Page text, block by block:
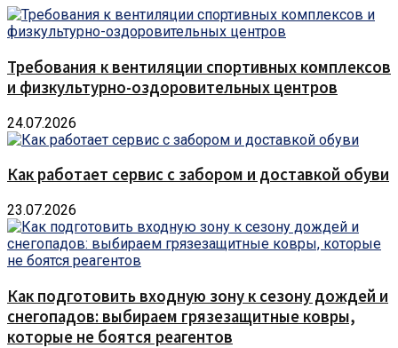
Требования к вентиляции спортивных комплексов
и физкультурно-оздоровительных центров
24.07.2026
Как работает сервис с забором и доставкой обуви
23.07.2026
Как подготовить входную зону к сезону дождей и
снегопадов: выбираем грязезащитные ковры,
которые не боятся реагентов